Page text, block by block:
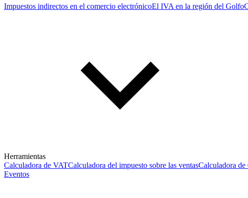
Impuestos indirectos en el comercio electrónicoEl IVA en la región del Golfo
Herramientas
Calculadora de VATCalculadora del impuesto sobre las ventasCalculadora de
Eventos